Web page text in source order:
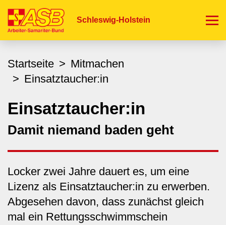
zum
Schleswig-Holstein
Startseite
Mitmachen
Einsatztaucher:in
Einsatztaucher:in
Damit niemand baden geht
Locker zwei Jahre dauert es, um eine
Lizenz als Einsatztaucher:in zu erwerben.
Abgesehen davon, dass zunächst gleich
mal ein Rettungsschwimmschein